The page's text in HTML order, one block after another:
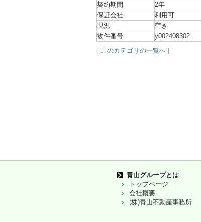
契約期間
2年
保証会社
利用可
現況
空き
物件番号
y002408302
[ このカテゴリの一覧へ ]
青山グループとは
トップページ
会社概要
(株)青山不動産事務所